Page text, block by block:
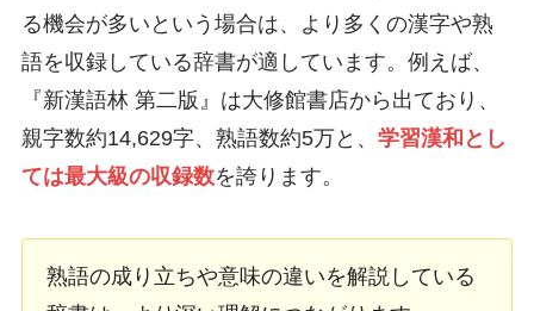
る機会が多いという場合は、より多くの漢字や熟
語を収録している辞書が適しています。例えば、
『新漢語林 第二版』は大修館書店から出ており、
親字数約14,629字、熟語数約5万と、 学習漢和とし
ては最大級の収録数を誇ります。
熟語の成り立ちや意味の違いを解説している